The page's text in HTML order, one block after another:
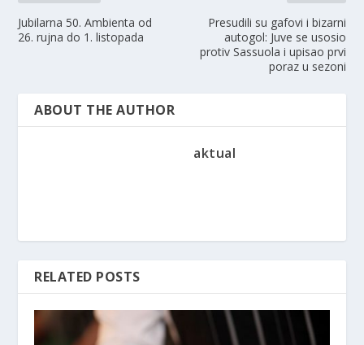
Jubilarna 50. Ambienta od
26. rujna do 1. listopada
Presudili su gafovi i bizarni
autogol: Juve se usosio
protiv Sassuola i upisao prvi
poraz u sezoni
ABOUT THE AUTHOR
aktual
RELATED POSTS